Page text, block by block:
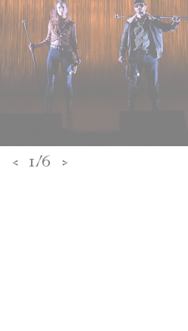
< 1/6 >